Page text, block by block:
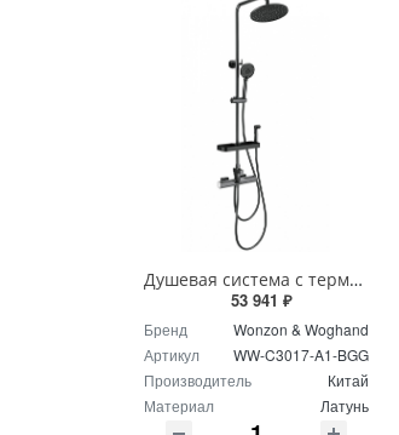
Душевая система с термостатом Wonzon & Woghand WW-C3017-A1-BGG темный графит
53 941 ₽
Бренд
Wonzon & Woghand
Артикул
WW-C3017-A1-BGG
Производитель
Китай
Материал
Латунь